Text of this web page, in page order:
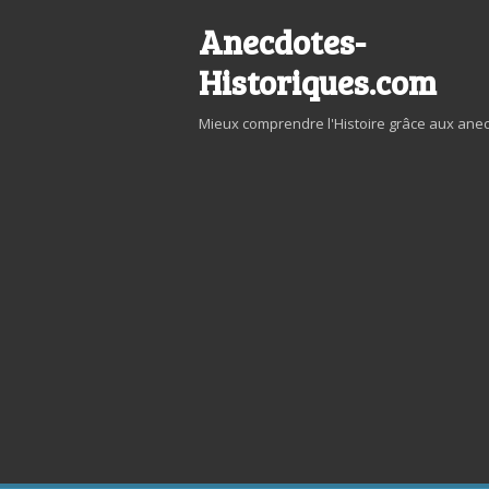
Anecdotes-
Historiques.com
Mieux comprendre l'Histoire grâce aux